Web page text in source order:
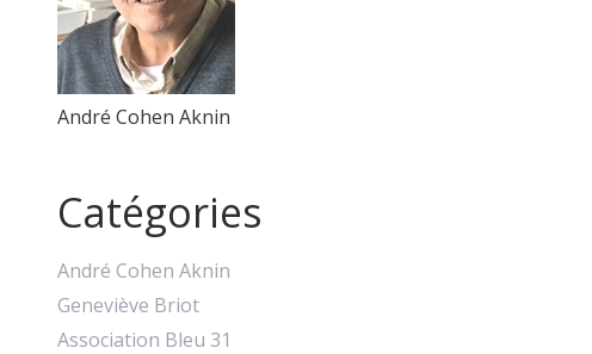
André Cohen Aknin
Catégories
André Cohen Aknin
Geneviève Briot
Association Bleu 31